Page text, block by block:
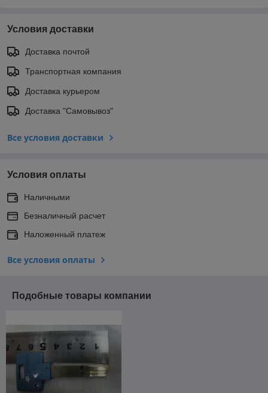
Условия доставки
Доставка почтой
Транспортная компания
Доставка курьером
Доставка "Самовывоз"
Все условия доставки
Условия оплаты
Наличными
Безналичный расчет
Наложенный платеж
Все условия оплаты
Подобные товары компании